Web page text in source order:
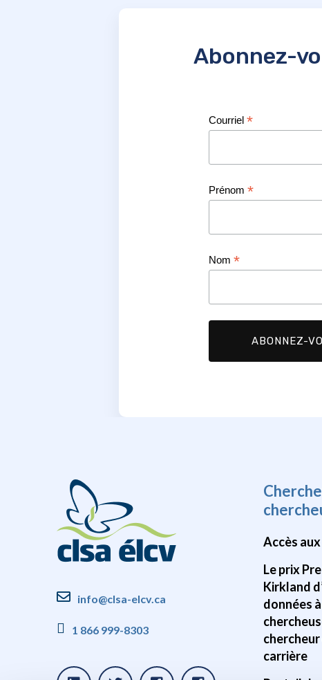
Abonnez-
Courriel *
Prénom *
Nom *
info@clsa-elcv.ca
1 866 999-8303
Accès
Le prix
Kirkland
données
carrière